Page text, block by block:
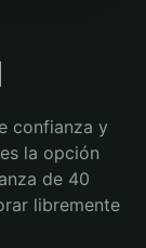
confianza y
la opción
de 40
libremente